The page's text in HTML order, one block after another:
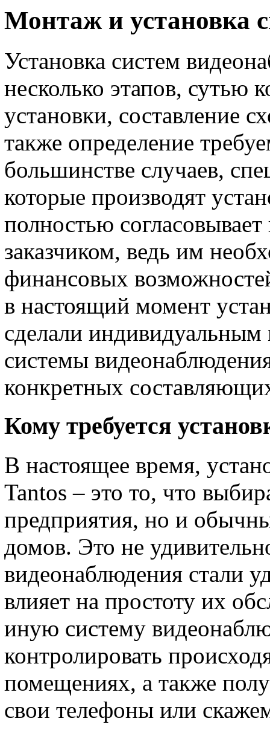
Монтаж и установка
Установка систем
несколько этапов, сутью
установки, составление
также определение
большинстве случаев,
которые производят
полностью
заказчиком, ведь им
финансовых
в настоящий момент
сделали
системы
конкретных
Кому требуется
В настоящее время,
Tantos – это то, что
предприятия, но и
домов. Это не
видеонаблюдения стали
влияет на простоту их
иную систему
контролировать
помещениях, а также
свои телефоны или